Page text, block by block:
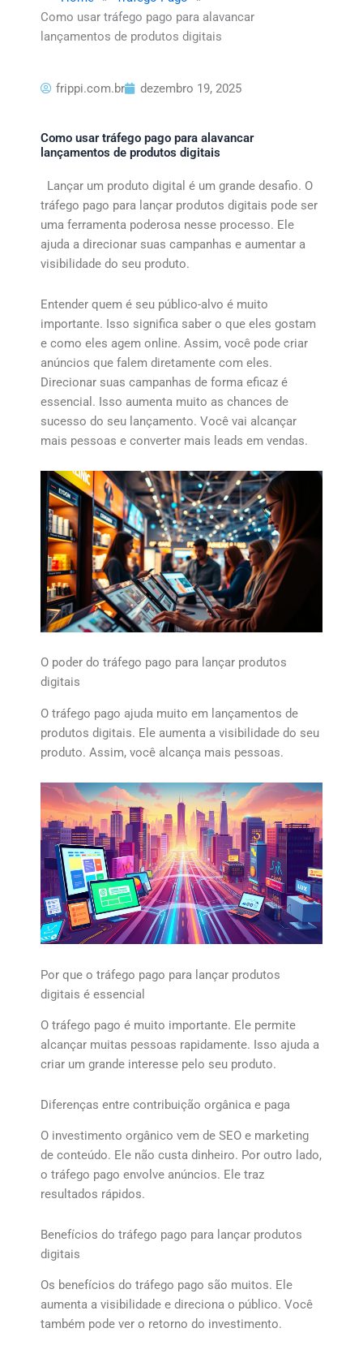
Como usar tráfego pago para alavancar
lançamentos de produtos digitais
frippi.com.br dezembro 19, 2025
Como usar tráfego pago para alavancar
lançamentos de produtos digitais
Lançar um produto digital é um grande desafio. O
tráfego pago para lançar produtos digitais pode ser
uma ferramenta poderosa nesse processo. Ele
ajuda a direcionar suas campanhas e aumentar a
visibilidade do seu produto.
Entender quem é seu público-alvo é muito
importante. Isso significa saber o que eles gostam
e como eles agem online. Assim, você pode criar
anúncios que falem diretamente com eles.
Direcionar suas campanhas de forma eficaz é
essencial. Isso aumenta muito as chances de
sucesso do seu lançamento. Você vai alcançar
mais pessoas e converter mais leads em vendas.
O poder do tráfego pago para lançar produtos
digitais
O tráfego pago ajuda muito em lançamentos de
produtos digitais. Ele aumenta a visibilidade do seu
produto. Assim, você alcança mais pessoas.
Por que o tráfego pago para lançar produtos
digitais é essencial
O tráfego pago é muito importante. Ele permite
alcançar muitas pessoas rapidamente. Isso ajuda a
criar um grande interesse pelo seu produto.
Diferenças entre contribuição orgânica e paga
O investimento orgânico vem de SEO e marketing
de conteúdo. Ele não custa dinheiro. Por outro lado,
o tráfego pago envolve anúncios. Ele traz
resultados rápidos.
Benefícios do tráfego pago para lançar produtos
digitais
Os benefícios do tráfego pago são muitos. Ele
aumenta a visibilidade e direciona o público. Você
também pode ver o retorno do investimento.